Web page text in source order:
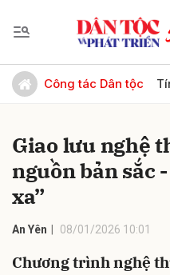
Công tác Dân tộc
Giao lưu nghệ
nguồn bản sắc
xa”
An Yên 08/01/2026 10:01
Chương trình nghệ
Gửi bình luận